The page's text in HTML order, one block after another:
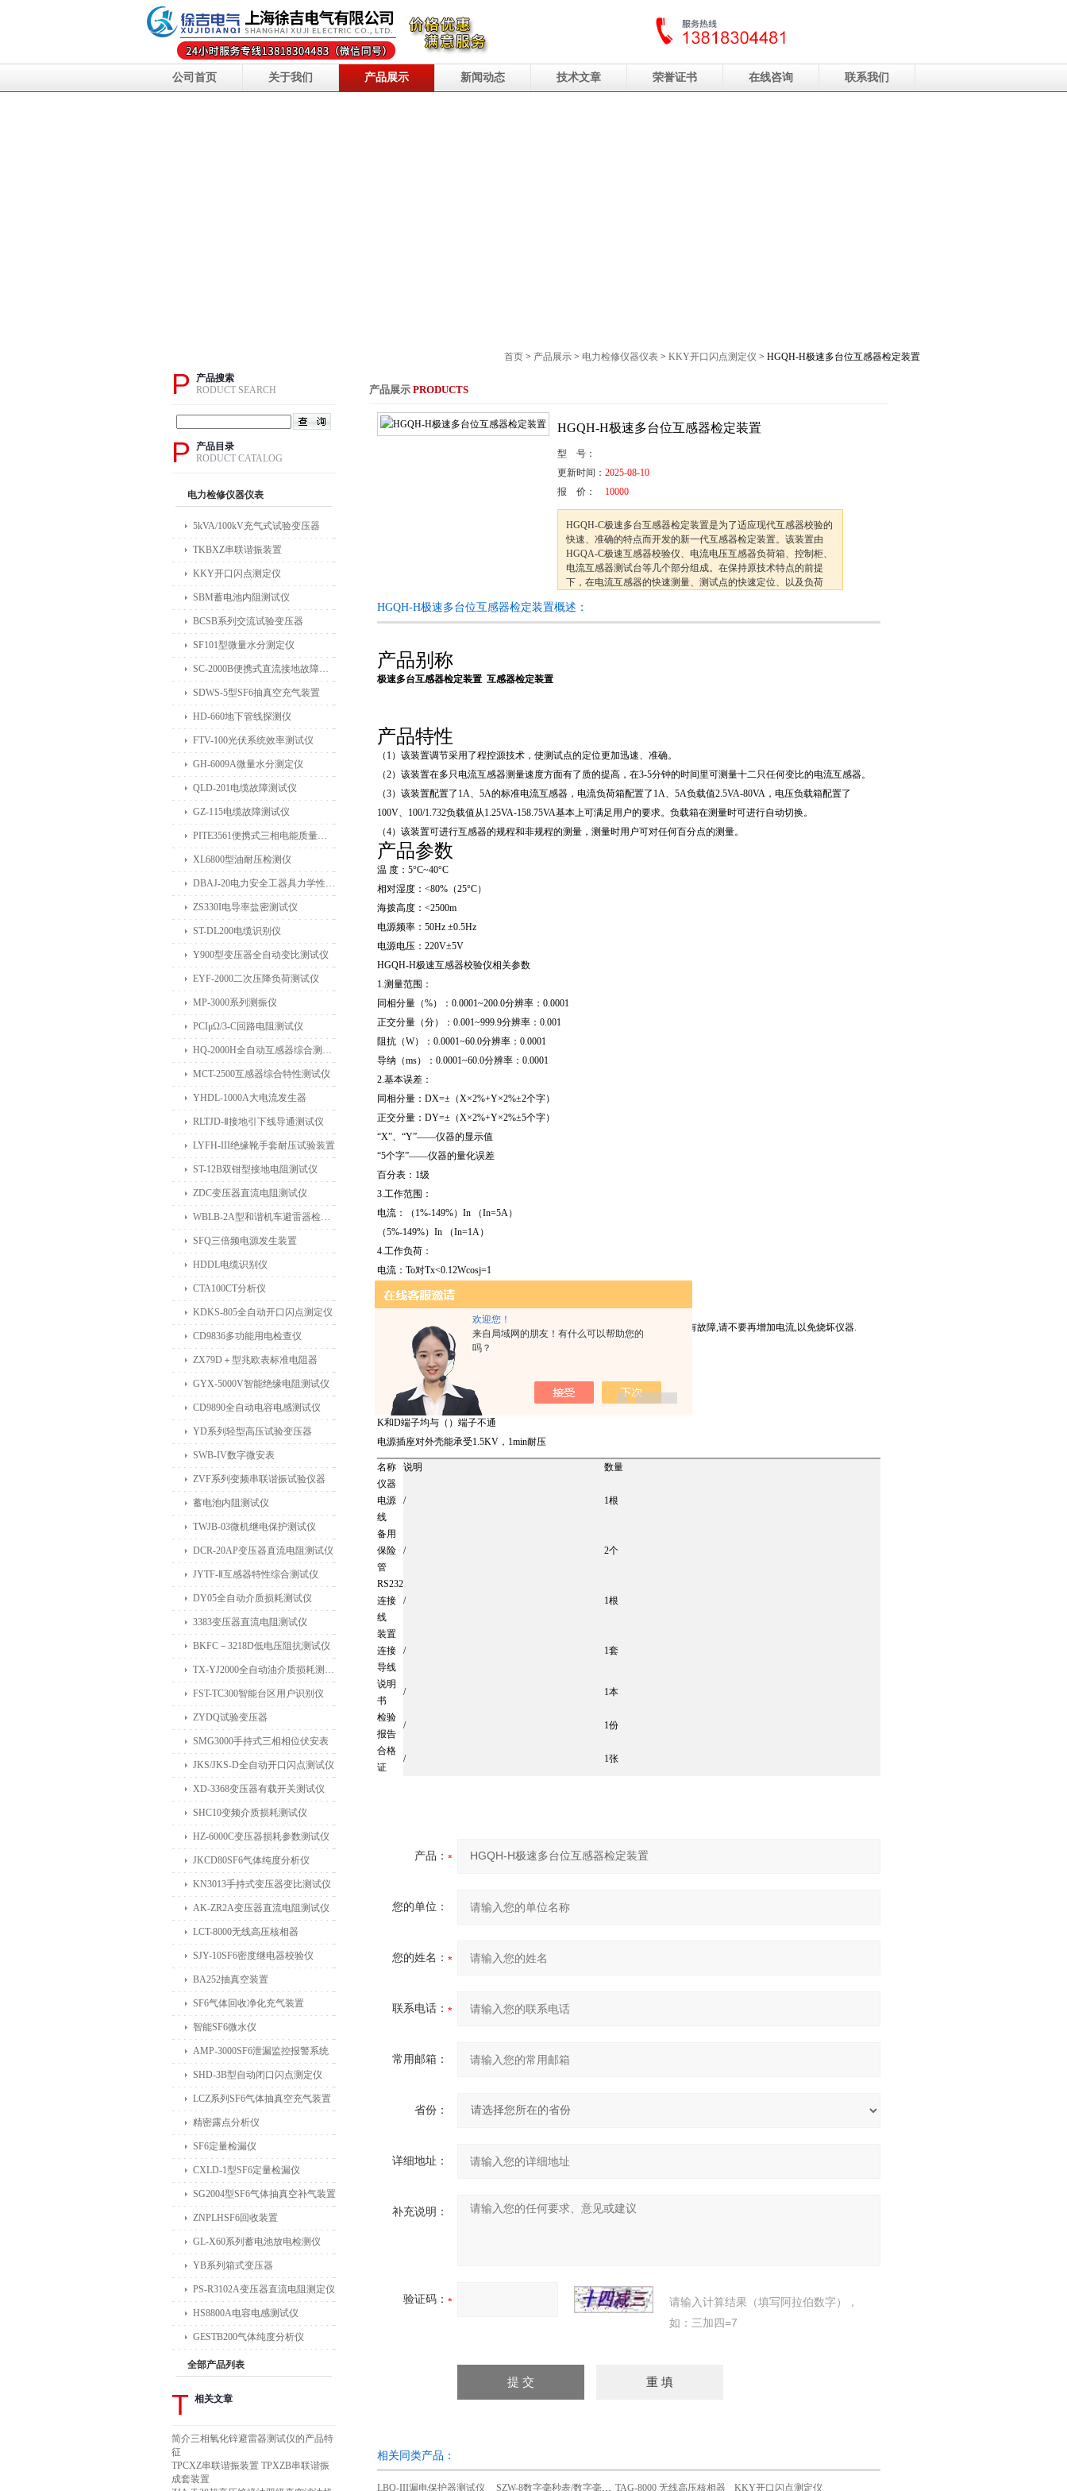
欢迎您！
来自局域网的朋友！有什么可以帮助您的
吗？
公司首页 关于我们 产品展示 新闻动态 技术文章 荣誉证书 在线咨询 联系我们
首页 > 产品展示 > 电力检修仪器仪表 > KKY开口闪点测定仪 > HGQH-H极速多台位互感器检定装置
产品展示 PRODUCTS
HGQH-H极速多台位互感器检定装置
型 号：
更新时间： 2025-08-10
报 价：
10000
HGQH-C极速多台互感器检定装置是为了适应现代互感器校验的
快速、准确的特点而开发的新一代互感器检定装置。该装置由
HGQA-C极速互感器校验仪、电流电压互感器负荷箱、控制柜、
电流互感器测试台等几个部分组成。在保持原技术特点的前提
下，在电流互感器的快速测量、测试点的快速定位、以及负荷
HGQH-H极速多台位互感器检定装置概述：
产品别称
极速多台互感器检定装置 互感器检定装置
产品特性
（1）该装置调节采用了程控源技术，使测试点的定位更加迅速、准确。
（2）该装置在多只电流互感器测量速度方面有了质的提高，在3-5分钟的时间里可测量十二只任何变比的电流互感器。
（3）该装置配置了1A、5A的标准电流互感器，电流负荷箱配置了1A、5A负载值2.5VA-80VA，电压负载箱配置了
100V、100/1.732负载值从1.25VA-158.75VA基本上可满足用户的要求。负载箱在测量时可进行自动切换。
（4）该装置可进行互感器的规程和非规程的测量，测量时用户可对任何百分点的测量。
产品参数
温 度：5°C~40°C
相对湿度：<80%（25°C）
海拨高度：<2500m
电源频率：50Hz ±0.5Hz
电源电压：220V±5V
HGQH-H极速互感器校验仪相关参数
1.测量范围：
同相分量（%）：0.0001~200.0分辨率：0.0001
正交分量（分）：0.001~999.9分辨率：0.001
阻抗（W）：0.0001~60.0分辨率：0.0001
导纳（ms）：0.0001~60.0分辨率：0.0001
2.基本误差：
同相分量：DX=±（X×2%+Y×2%±2个字）
正交分量：DY=±（X×2%+Y×2%±5个字）
“X”、“Y”——仪器的显示值
“5个字”——仪器的量化误差
百分表：1级
3.工作范围：
电流：（1%-149%）In （In=5A）
（5%-149%）In （In=1A）
4.工作负荷：
电流：To对Tx<0.12Wcosj=1
5.极性错误指示
额定工作电流的5%以上，误差超过180%时，应有极性指示。
注意:如果大于额定工作电流的10%以上,仍未出现应有的极性指示,说明软件有故障,请不要再增加电流,以免烧坏仪器.
6.变比错误指示
额定工作电流的5%以上，误差超过30%而小于180%时，应有变比错误指示。
7.绝缘和耐压试验及说明：
端子Tx和（）端子相通
K和D端子均与（）端子不通
电源插座对外壳能承受1.5KV，1min耐压
名称 说明
数量
仪器
电源
线
/ 1根
备用
保险
管
/ 2个
RS232
连接
线
/ 1根
装置
连接
导线
/ 1套
说明
书
/ 1本
检验
报告
/ 1份
合格
证
/ 1张
产品：
您的单位：
您的姓名：
联系电话：
常用邮箱：
省份：
详细地址：
补充说明：
验证码：
请输入计算结果（填写阿拉伯数字），
如：三加四=7
相关同类产品：
LBQ-III漏电保护器测试仪 SZW-8数字毫秒表/数字毫秒计 TAG-8000 无线高压核相器 KKY开口闪点测定仪
P
产品搜索
RODUCT SEARCH
P
产品目录
RODUCT CATALOG
电力检修仪器仪表
5kVA/100kV充气式试验变压器
TKBXZ串联谐振装置
KKY开口闪点测定仪
SBM蓄电池内阻测试仪
BCSB系列交流试验变压器
SF101型微量水分测定仪
SC-2000B便携式直流接地故障检测仪
SDWS-5型SF6抽真空充气装置
HD-660地下管线探测仪
FTV-100光伏系统效率测试仪
GH-6009A微量水分测定仪
QLD-201电缆故障测试仪
GZ-115电缆故障测试仪
PITE3561便携式三相电能质量分析仪
XL6800型油耐压检测仪
DBAJ-20电力安全工器具力学性能试验机
ZS330I电导率盐密测试仪
ST-DL200电缆识别仪
Y900型变压器全自动变比测试仪
EYF-2000二次压降负荷测试仪
MP-3000系列测振仪
PCIμΩ/3-C回路电阻测试仪
HQ-2000H全自动互感器综合测试仪
MCT-2500互感器综合特性测试仪
YHDL-1000A大电流发生器
RLTJD-Ⅱ接地引下线导通测试仪
LYFH-III绝缘靴手套耐压试验装置
ST-12B双钳型接地电阻测试仪
ZDC变压器直流电阻测试仪
WBLB-2A型和谐机车避雷器检测仪
SFQ三倍频电源发生装置
HDDL电缆识别仪
CTA100CT分析仪
KDKS-805全自动开口闪点测定仪
CD9836多功能用电检查仪
ZX79D＋型兆欧表标准电阻器
GYX-5000V智能绝缘电阻测试仪
CD9890全自动电容电感测试仪
YD系列轻型高压试验变压器
SWB-IV数字微安表
ZVF系列变频串联谐振试验仪器
蓄电池内阻测试仪
TWJB-03微机继电保护测试仪
DCR-20AP变压器直流电阻测试仪
JYTF-Ⅱ互感器特性综合测试仪
DY05全自动介质损耗测试仪
3383变压器直流电阻测试仪
BKFC－3218D低电压阻抗测试仪
TX-YJ2000全自动油介质损耗测试仪
FST-TC300智能台区用户识别仪
ZYDQ试验变压器
SMG3000手持式三相相位伏安表
JKS/JKS-D全自动开口闪点测试仪
XD-3368变压器有载开关测试仪
SHC10变频介质损耗测试仪
HZ-6000C变压器损耗参数测试仪
JKCD80SF6气体纯度分析仪
KN3013手持式变压器变比测试仪
AK-ZR2A变压器直流电阻测试仪
LCT-8000无线高压核相器
SJY-10SF6密度继电器校验仪
BA252抽真空装置
SF6气体回收净化充气装置
智能SF6微水仪
AMP-3000SF6泄漏监控报警系统
SHD-3B型自动闭口闪点测定仪
LCZ系列SF6气体抽真空充气装置
精密露点分析仪
SF6定量检漏仪
CXLD-1型SF6定量检漏仪
SG2004型SF6气体抽真空补气装置
ZNPLHSF6回收装置
GL-X60系列蓄电池放电检测仪
YB系列箱式变压器
PS-R3102A变压器直流电阻测定仪
HS8800A电容电感测试仪
GESTB200气体纯度分析仪
全部产品列表
T 相关文章
简介三相氧化锌避雷器测试仪的产品特
征
TPCXZ串联谐振装置 TPXZB串联谐振
成套装置